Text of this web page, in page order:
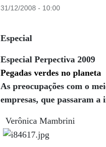
31/12/2008 - 10:00
Especial
Especial Perpectiva 2009
Pegadas verdes no planeta
As preocupações com o
empresas, que passaram
Verônica Mambrini